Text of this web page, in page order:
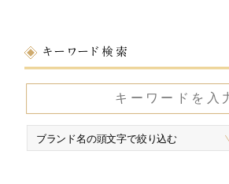
キーワード検索